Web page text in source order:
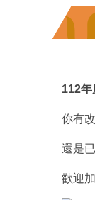
112
你有
還是
歡迎